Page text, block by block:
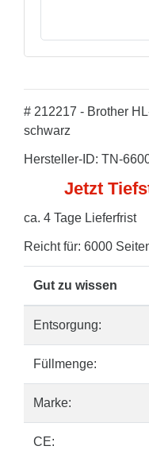
# 212217 - Brother
schwarz
Hersteller-ID: TN-
Jetzt
ca. 4 Tage Lieferfrist
Reicht für: 6000
Gut zu wissen
Entsorgung:
Füllmenge:
Marke:
CE: